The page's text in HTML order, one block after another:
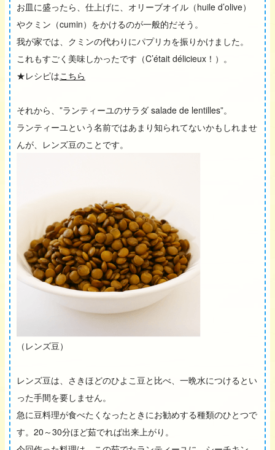
お皿に盛ったら、仕上げに、オリーブオイル（huile d’olive）
やクミン（cumin）をかけるのが一般的だそう。
我が家では、クミンの代わりにパプリカを振りかけました。
これもすごく美味しかったです（C’était délicieux！）。
★レシピはこちら
それから、”ランティーユのサラダ salade de lentilles”。
ランティーユという名前ではあまり知られてないかもしれませ
んが、レンズ豆のことです。
（レンズ豆）
レンズ豆は、さきほどのひよこ豆と比べ、一晩水につけるとい
った手間を要しません。
急に豆料理が食べたくなったときにお勧めする種類のひとつで
す。20～30分ほど茹でれば出来上がり。